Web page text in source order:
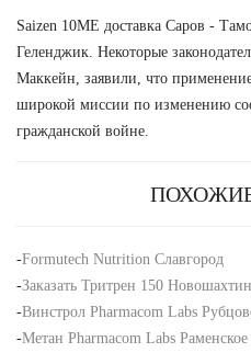
Saizen 10ME доставка Саров -
Геленджик. Некоторые
Маккейн, заявили, что
широкой миссии по изменению
гражданской войне.
-Formutech Nutrition Славгород
-Заказать Тритрен 150
-Винстрол Pharmacom Labs
-Метан Pharmacom Labs Раменское